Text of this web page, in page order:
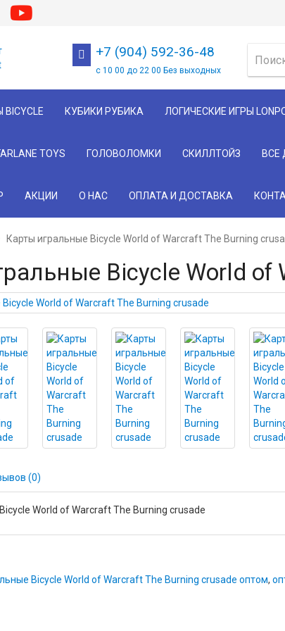
+7 (904) 592-36-48
с 10 00 до 22 00 Без выходных
КУБИКИ РУБИКА ЛОГИЧЕСКИЕ ИГРЫ
TOYS ГОЛОВОЛОМКИ СКИЛЛТОЙЗ ВСЕ
АКЦИИ О НАС ОПЛАТА И ДОСТАВКА
Карты игральные Bicycle World of Warcraft The Burning
Bicycle World of
(0)
World of Warcraft The Burning crusade
Bicycle World of Warcraft The Burning crusade оптом,